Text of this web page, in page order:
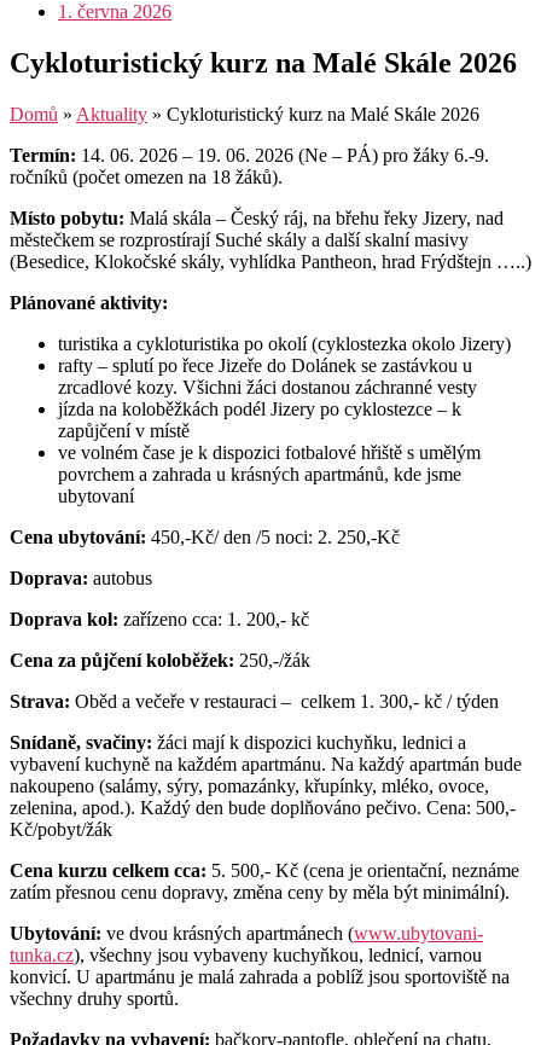
1. června 2026
Cykloturistický kurz na Malé Skále 2026
Domů » Aktuality » Cykloturistický kurz na Malé Skále 2026
Termín: 14. 06. 2026 – 19. 06. 2026 (Ne – PÁ) pro žáky 6.-9.
ročníků (počet omezen na 18 žáků).
Místo pobytu: Malá skála – Český ráj, na břehu řeky Jizery, nad
městečkem se rozprostírají Suché skály a další skalní masivy
(Besedice, Klokočské skály, vyhlídka Pantheon, hrad Frýdštejn …..)
Plánované aktivity:
turistika a cykloturistika po okolí (cyklostezka okolo Jizery)
rafty – splutí po řece Jizeře do Dolánek se zastávkou u
zrcadlové kozy. Všichni žáci dostanou záchranné vesty
jízda na koloběžkách podél Jizery po cyklostezce – k
zapůjčení v místě
ve volném čase je k dispozici fotbalové hřiště s umělým
povrchem a zahrada u krásných apartmánů, kde jsme
ubytovaní
Cena ubytování: 450,-Kč/ den /5 noci: 2. 250,-Kč
Doprava: autobus
Doprava kol: zařízeno cca: 1. 200,- kč
Cena za půjčení koloběžek: 250,-/žák
Strava: Oběd a večeře v restauraci – celkem 1. 300,- kč / týden
Snídaně, svačiny: žáci mají k dispozici kuchyňku, lednici a
vybavení kuchyně na každém apartmánu. Na každý apartmán bude
nakoupeno (salámy, sýry, pomazánky, křupínky, mléko, ovoce,
zelenina, apod.). Každý den bude doplňováno pečivo. Cena: 500,-
Kč/pobyt/žák
Cena kurzu celkem cca: 5. 500,- Kč (cena je orientační, neznáme
zatím přesnou cenu dopravy, změna ceny by měla být minimální).
Ubytování: ve dvou krásných apartmánech (www.ubytovani-
tunka.cz), všechny jsou vybaveny kuchyňkou, lednicí, varnou
konvicí. U apartmánu je malá zahrada a poblíž jsou sportoviště na
všechny druhy sportů.
Požadavky na vybavení: bačkory-pantofle, oblečení na chatu,